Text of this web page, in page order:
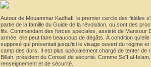
Autour de Mouammar Kadhafi, le premier cercle des fidèles
partie de la famille du Guide de la révolution, ou sont des
fils. Commandant des forces spéciales, assisté de Mansour
armée, elle peut faire beaucoup de dégâts. À condition
supposé qui présentait jusqu'ici le visage ouvert du régime
camp des durs. Il est plus spécialement chargé de tenter de
Billah, président du Conseil de sécurité. Comme Seïf al-
renseignement et de sécurité.